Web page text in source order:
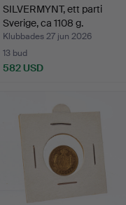
SILVERMYNT, ett parti
Sverige, ca 1108 g.
Klubbades 27 jun 2026
13 bud
582 USD